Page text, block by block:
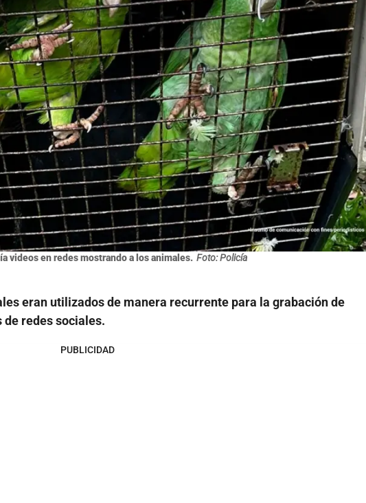
videos en redes mostrando a los animales. Foto: Policía
eran utilizados de manera recurrente para la grabación de
redes sociales.
PUBLICIDAD